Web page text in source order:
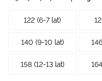
122 (6-7 lat)
140 (9-10 lat)
158 (12-13 lat)